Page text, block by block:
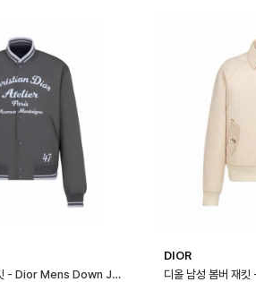
디올 남성 다운 재킷 - Dior Mens Down Jacket - dic16659x
DIOR